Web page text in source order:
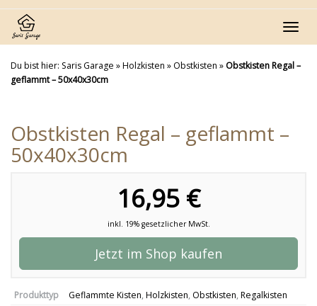
Skip
main
content
Du bist hier: Saris Garage »Holzkisten » Obstkisten » Obstkisten Regal –
geflammt – 50x40x30cm
Obstkisten Regal – geflammt –
50x40x30cm
16,95 €
inkl. 19% gesetzlicher MwSt.
Jetzt im Shop kaufen
Produkttyp Geflammte Kisten, Holzkisten, Obstkisten, Regalkisten